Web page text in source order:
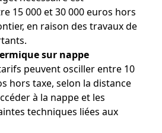
15 000 et 30 000 euros hors
en raison des travaux de
sur nappe
peuvent osciller entre 10
hors taxe, selon la distance
à la nappe et les
techniques liées aux